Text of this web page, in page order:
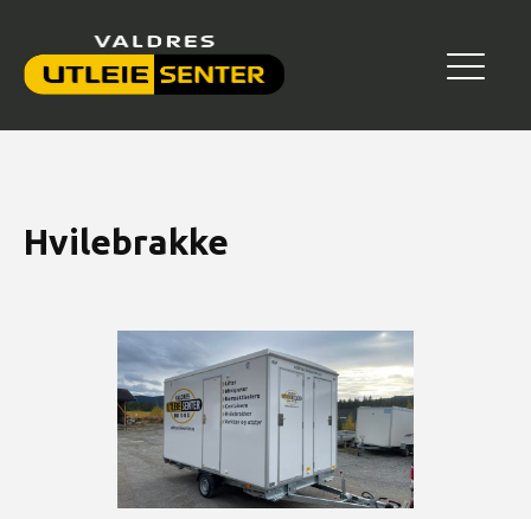
Hvilebrakke